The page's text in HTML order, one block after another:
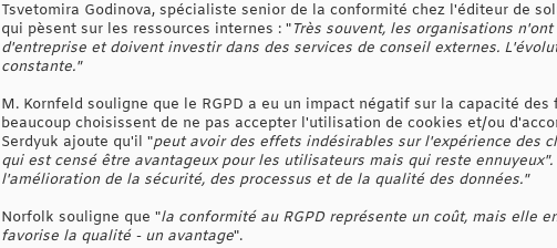
Tsvetomira Godinova, spécialiste senior de la conformité chez l'éditeur de
qui pèsent sur les ressources internes : "Très souvent, les organisations
d'entreprise et doivent investir dans des services de conseil externes.
constante."
M. Kornfeld souligne que le RGPD a eu un impact négatif sur la capacité
beaucoup choisissent de ne pas accepter l'utilisation de cookies et/ou
Serdyuk ajoute qu'il "peut avoir des effets indésirables sur l'expérience des
qui est censé être avantageux pour les utilisateurs mais qui reste
l'amélioration de la sécurité, des processus et de la qualité des données."
Norfolk souligne que "la conformité au RGPD représente un coût, mais elle
favorise la qualité - un avantage".